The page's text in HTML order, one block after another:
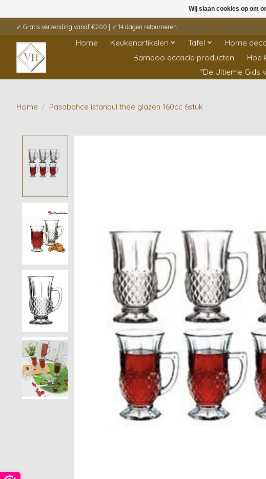
✓ Gratis verzending vanaf €200 | ✓ 14 dagen retourneren
Home Keukenartikelen Tafel Home
Bamboo accacia producten
Hoe
“De Ultieme
Home / Pasabahce istanbul thee glazen 160cc 6stuk
Wij slaan cookies op om